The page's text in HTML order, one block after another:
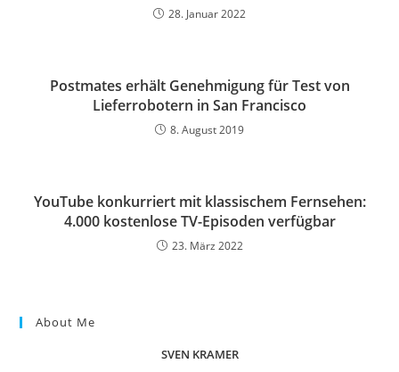
28. Januar 2022
Postmates erhält Genehmigung für Test von
Lieferrobotern in San Francisco
8. August 2019
YouTube konkurriert mit klassischem Fernsehen:
4.000 kostenlose TV-Episoden verfügbar
23. März 2022
About Me
SVEN KRAMER